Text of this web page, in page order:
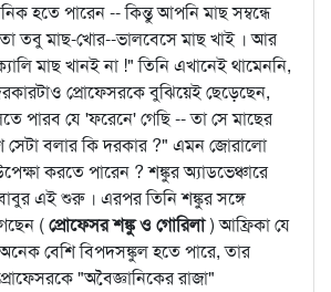
হতে পারেন -- কিন্তু আপনি মাছ সম্বন্ধে
তবু মাছ-খোর--ভালবেসে মাছ খাই । আর
মাছ খানই না !" তিনি এখানেই থামেননি,
প্রোফেসরকে বুঝিয়েই ছেড়েছেন,
পারব যে 'ফরেনে' গেছি -- তা সে মাছের
সেটা বলার কি দরকার ?" এমন জোরালো
করতে পারেন ? শঙ্কুর অ্যাডভেঞ্চারে
এই শুরু । এরপর তিনি শঙ্কুর সঙ্গে
(প্রোফেসর শঙ্কু ও গোরিলা) আফ্রিকা যে
বেশি বিপদসঙ্কুল হতে পারে, তার
"অবৈজ্ঞানিকের রাজা"